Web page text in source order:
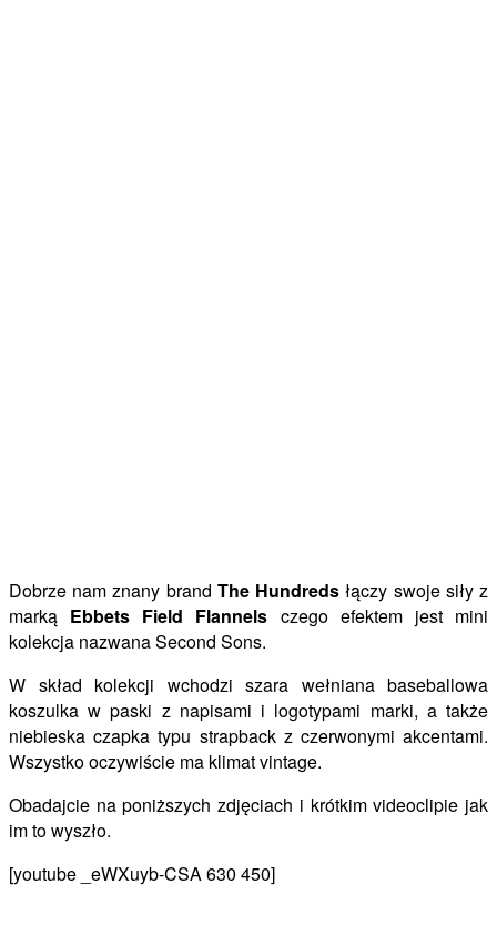
Dobrze nam znany brand The Hundreds łączy swoje siły z
marką Ebbets Field Flannels czego efektem jest mini
kolekcja nazwana Second Sons.
W skład kolekcji wchodzi szara wełniana baseballowa
koszulka w paski z napisami i logotypami marki, a także
niebieska czapka typu strapback z czerwonymi akcentami.
Wszystko oczywiście ma klimat vintage.
Obadajcie na poniższych zdjęciach i krótkim videoclipie jak
im to wyszło.
[youtube _eWXuyb-CSA 630 450]